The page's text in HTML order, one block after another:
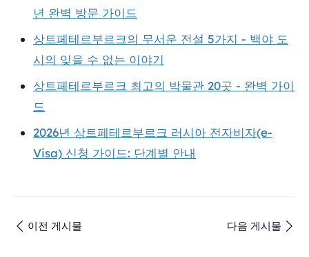
년 완벽 방문 가이드
상트페테르부르크의 무서운 전설 5가지 - 백야 도
시의 잊을 수 없는 이야기
상트페테르부르크 최고의 박물관 20곳 - 완벽 가이
드
2026년 상트페테르부르크 러시아 전자비자(e-
Visa) 신청 가이드: 단계별 안내
이전 게시물 다음 게시물